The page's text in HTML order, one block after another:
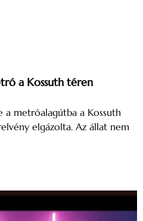
a Kossuth téren
metróalagútba a Kossuth
elgázolta. Az állat nem